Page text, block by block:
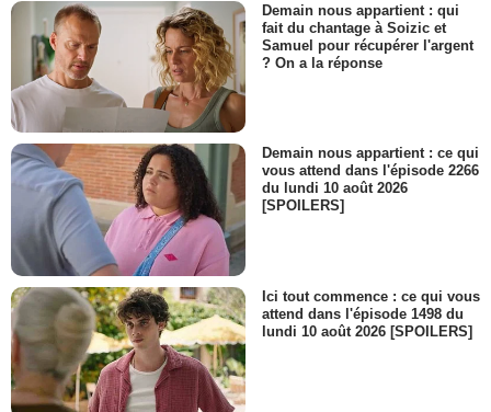
Demain nous appartient : qui
fait du chantage à Soizic et
Samuel pour récupérer l'argent
? On a la réponse
Demain nous appartient : ce qui
vous attend dans l'épisode 2266
du lundi 10 août 2026
[SPOILERS]
Ici tout commence : ce qui vous
attend dans l'épisode 1498 du
lundi 10 août 2026 [SPOILERS]